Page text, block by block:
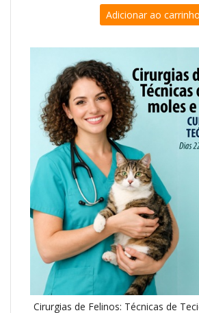
t
o
f
Adicionar ao carrinho
Cirurgias de Felinos: Técnicas de